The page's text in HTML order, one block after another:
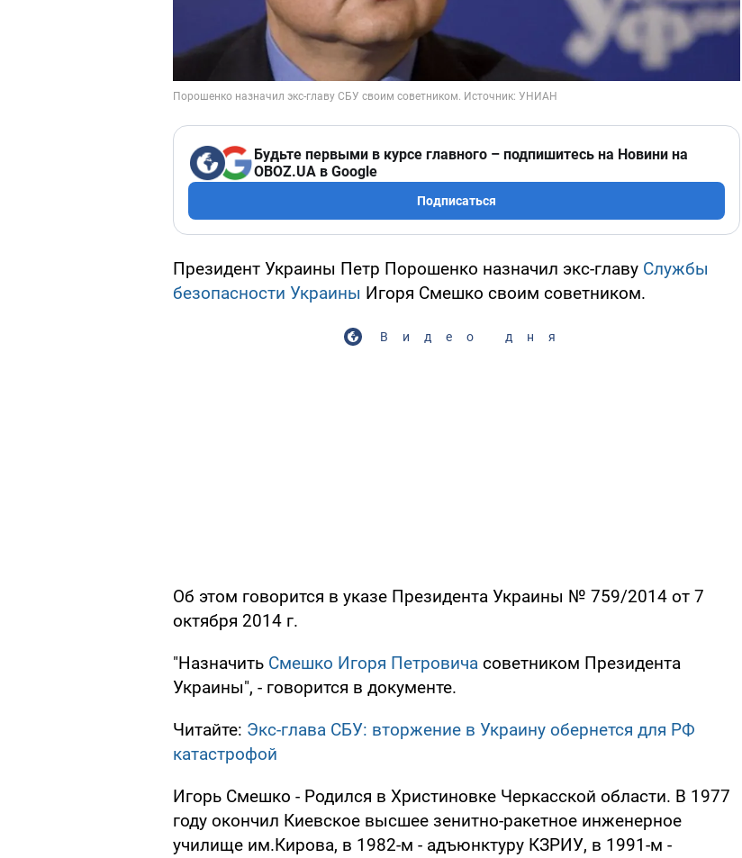
Будьте первыми в курсе главного – подпишитесь на Новини на
OBOZ.UA в Google
Подписаться
Президент Украины Петр Порошенко назначил экс-главу Службы
безопасности Украины Игоря Смешко своим советником.
Видео дня
Об этом говорится в указе Президента Украины № 759/2014 от 7
октября 2014 г.
"Назначить Смешко Игоря Петровича советником Президента
Украины", - говорится в документе.
Читайте: Экс-глава СБУ: вторжение в Украину обернется для РФ
катастрофой
Игорь Смешко - Родился в Христиновке Черкасской области. В 1977
году окончил Киевское выcшее зенитно-ракетное инженерное
училище им.Кирова, в 1982-м - адъюнктуру КЗРИУ, в 1991-м -